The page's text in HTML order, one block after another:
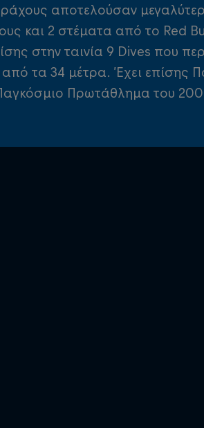
αποτελούσαν
και 2 στέματα από το Red
στην ταινία 9 Dives που
τα 34 μέτρα. Έχει επίσης
Πρωτάθλημα του